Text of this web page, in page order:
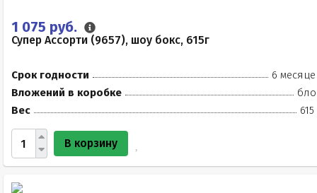
1 075 руб.
Супер Ассорти (9657), шоу бокс, 615г
Срок годности
6
Вложений в коробке
Вес
615
В корзину